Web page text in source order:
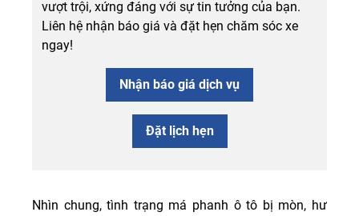
vượt trội, xứng đáng với sự tin tưởng của bạn.
Liên hệ nhận báo giá và đặt hẹn chăm sóc xe
ngay!
Nhận báo giá dịch vụ
Đặt lịch hẹn
Nhìn chung, tình trạng má phanh ô tô bị mòn, hư